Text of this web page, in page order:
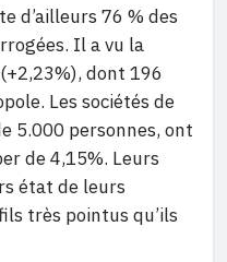
d’ailleurs 76 % des
Il a vu la
dont 196
Les sociétés de
5.000 personnes, ont
de 4,15%. Leurs
état de leurs
très pointus qu’ils